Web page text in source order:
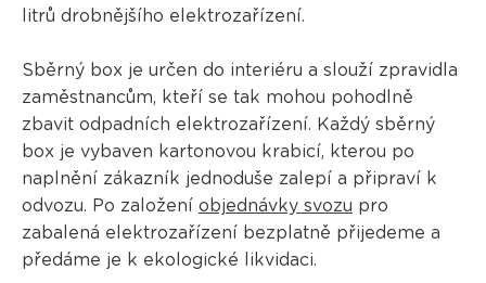
litrů drobnějšího elektrozařízení.
Sběrný box je určen do interiéru a slouží zpravidla
zaměstnancům, kteří se tak mohou pohodlně
zbavit odpadních elektrozařízení. Každý sběrný
box je vybaven kartonovou krabicí, kterou po
naplnění zákazník jednoduše zalepí a připraví k
odvozu. Po založení objednávky svozu pro
zabalená elektrozařízení bezplatně přijedeme a
předáme je k ekologické likvidaci.